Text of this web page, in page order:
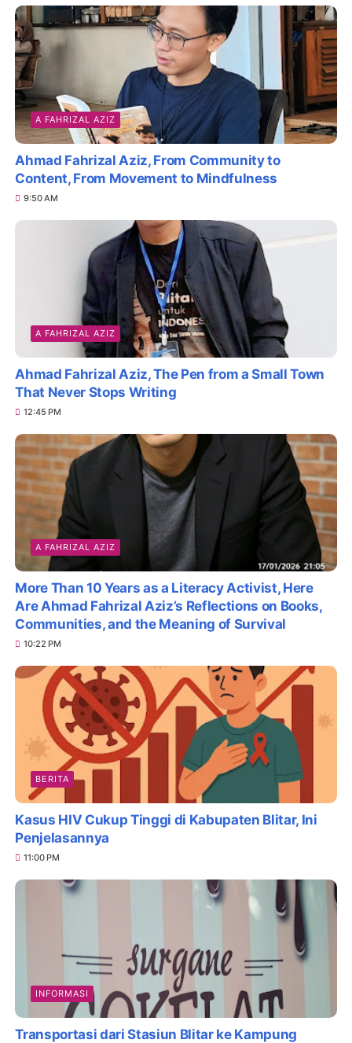
A FAHRIZAL AZIZ
Ahmad Fahrizal Aziz, From Community to
Content, From Movement to Mindfulness
9:50 AM
A FAHRIZAL AZIZ
Ahmad Fahrizal Aziz, The Pen from a Small Town
That Never Stops Writing
12:45 PM
A FAHRIZAL AZIZ
More Than 10 Years as a Literacy Activist, Here
Are Ahmad Fahrizal Aziz’s Reflections on Books,
Communities, and the Meaning of Survival
10:22 PM
BERITA
Kasus HIV Cukup Tinggi di Kabupaten Blitar, Ini
Penjelasannya
11:00 PM
INFORMASI
Transportasi dari Stasiun Blitar ke Kampung